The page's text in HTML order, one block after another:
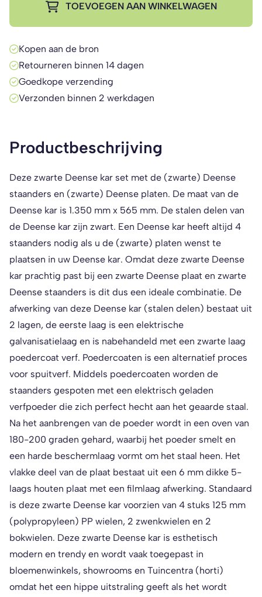
|
Medium
kwaliteit
(zwart)
aantal
TOEVOEGEN AAN WINKELWAGEN
Kopen aan de bron
Retourneren binnen 14 dagen
Goedkope verzending
Verzonden binnen 2 werkdagen
Productbeschrijving
Deze zwarte Deense kar set met de (zwarte) Deense
staanders en (zwarte) Deense platen. De maat van de
Deense kar is 1.350 mm x 565 mm. De stalen delen van
de Deense kar zijn zwart. Een Deense kar heeft altijd 4
staanders nodig als u de (zwarte) platen wenst te
plaatsen in uw Deense kar. Omdat deze zwarte Deense
kar prachtig past bij een zwarte Deense plaat en zwarte
Deense staanders is dit dus een ideale combinatie. De
afwerking van deze Deense kar (stalen delen) bestaat uit
2 lagen, de eerste laag is een elektrische
galvanisatielaag en is nabehandeld met een zwarte laag
poedercoat verf. Poedercoaten is een alternatief proces
voor spuitverf. Middels poedercoaten worden de
staanders gespoten met een elektrisch geladen
verfpoeder die zich perfect hecht aan het geaarde staal.
Na het aanbrengen van de poeder wordt in een oven van
180-200 graden gehard, waarbij het poeder smelt en
een harde beschermlaag vormt om het staal heen. Het
vlakke deel van de plaat bestaat uit een 6 mm dikke 5-
laags houten plaat met een filmlaag afwerking. Standaard
is deze zwarte Deense kar voorzien van 4 stuks 125 mm
(polypropyleen) PP wielen, 2 zwenkwielen en 2
bokwielen. Deze zwarte Deense kar is esthetisch
modern en trendy en wordt vaak toegepast in
bloemenwinkels, showrooms en Tuincentra (horti)
omdat het een hippe uitstraling geeft als het wordt